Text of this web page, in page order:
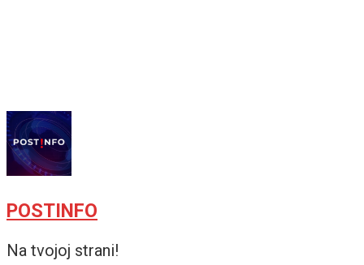
POSTINFO
Na tvojoj strani!